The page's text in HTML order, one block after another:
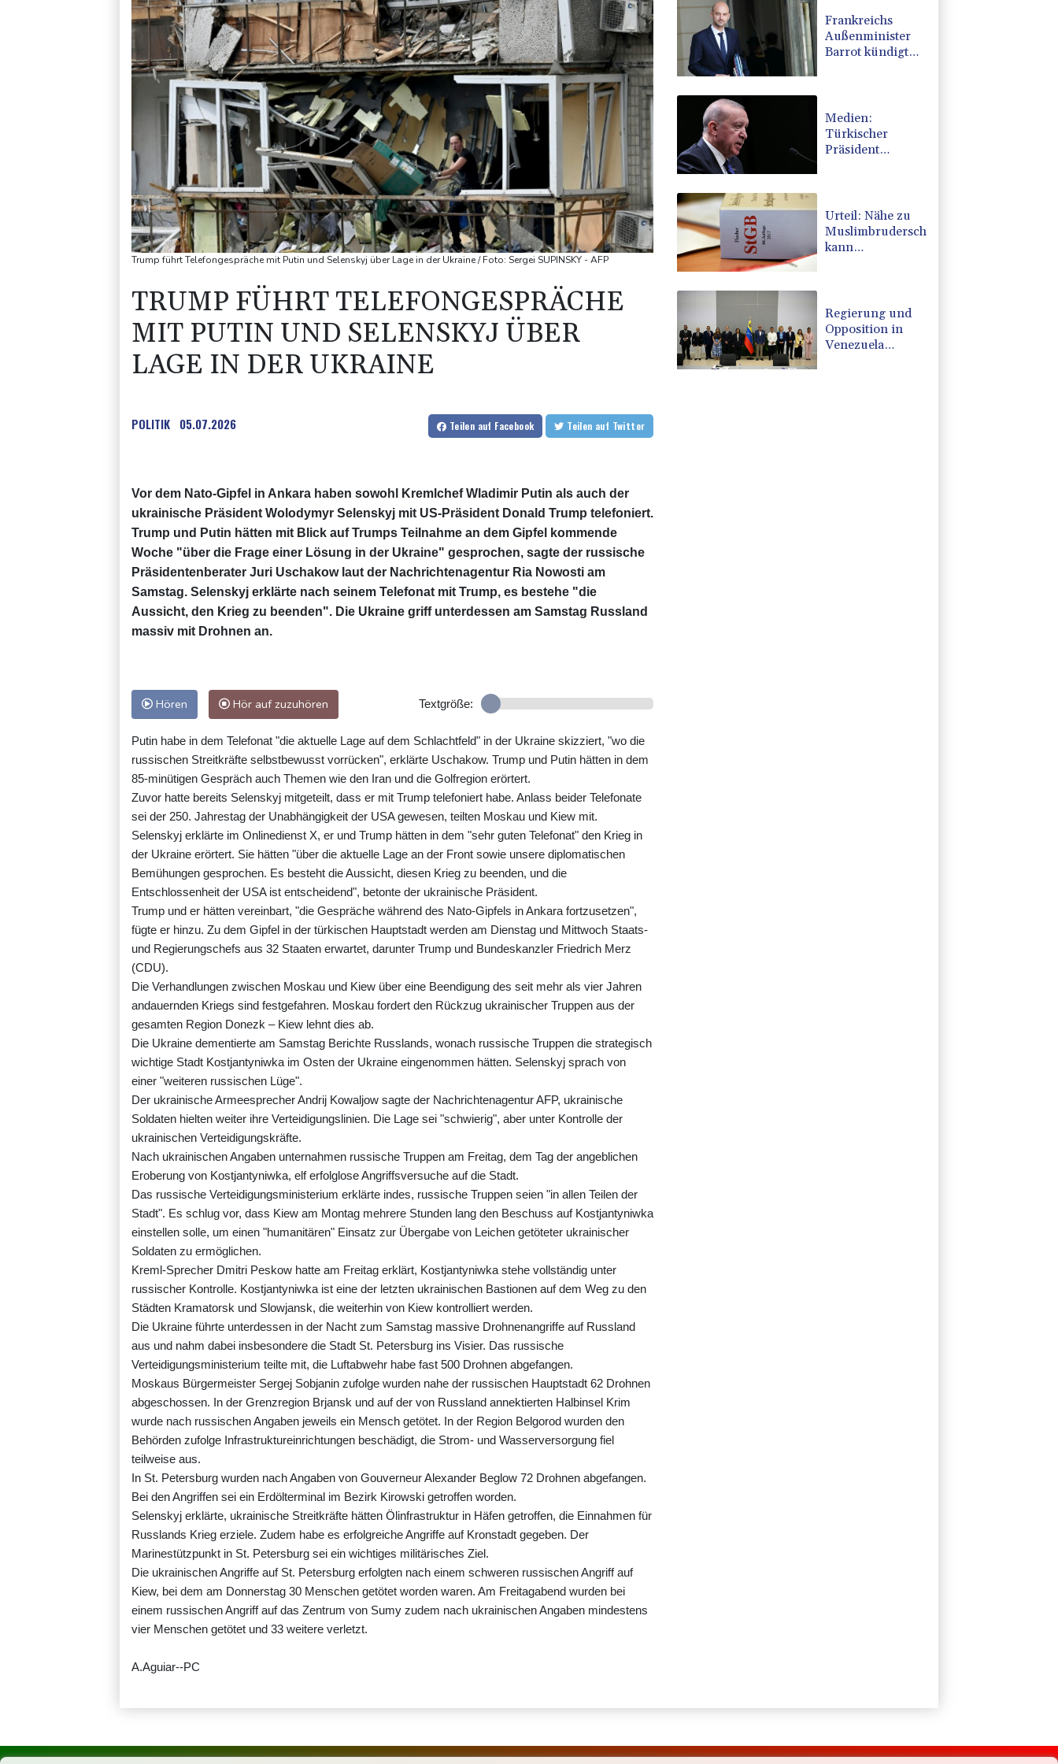
Trump führt Telefongespräche mit Putin und Selenskyj über Lage in der Ukraine / Foto: Sergei SUPINSKY - AFP
TRUMP FÜHRT TELEFONGESPRÄCHE
MIT PUTIN UND SELENSKYJ ÜBER
LAGE IN DER UKRAINE
POLITIK 05.07.2026 Teilen auf Facebook Teilen auf Twitter
Vor dem Nato-Gipfel in Ankara haben sowohl Kremlchef Wladimir Putin als auch der
ukrainische Präsident Wolodymyr Selenskyj mit US-Präsident Donald Trump telefoniert.
Trump und Putin hätten mit Blick auf Trumps Teilnahme an dem Gipfel kommende
Woche "über die Frage einer Lösung in der Ukraine" gesprochen, sagte der russische
Präsidentenberater Juri Uschakow laut der Nachrichtenagentur Ria Nowosti am
Samstag. Selenskyj erklärte nach seinem Telefonat mit Trump, es bestehe "die
Aussicht, den Krieg zu beenden". Die Ukraine griff unterdessen am Samstag Russland
massiv mit Drohnen an.
Hören Hör auf zuzuhören Textgröße:
Putin habe in dem Telefonat "die aktuelle Lage auf dem Schlachtfeld" in der Ukraine skizziert, "wo die
russischen Streitkräfte selbstbewusst vorrücken", erklärte Uschakow. Trump und Putin hätten in dem
85-minütigen Gespräch auch Themen wie den Iran und die Golfregion erörtert.
Zuvor hatte bereits Selenskyj mitgeteilt, dass er mit Trump telefoniert habe. Anlass beider Telefonate
sei der 250. Jahrestag der Unabhängigkeit der USA gewesen, teilten Moskau und Kiew mit.
Selenskyj erklärte im Onlinedienst X, er und Trump hätten in dem "sehr guten Telefonat" den Krieg in
der Ukraine erörtert. Sie hätten "über die aktuelle Lage an der Front sowie unsere diplomatischen
Bemühungen gesprochen. Es besteht die Aussicht, diesen Krieg zu beenden, und die
Entschlossenheit der USA ist entscheidend", betonte der ukrainische Präsident.
Trump und er hätten vereinbart, "die Gespräche während des Nato-Gipfels in Ankara fortzusetzen",
fügte er hinzu. Zu dem Gipfel in der türkischen Hauptstadt werden am Dienstag und Mittwoch Staats-
und Regierungschefs aus 32 Staaten erwartet, darunter Trump und Bundeskanzler Friedrich Merz
(CDU).
Die Verhandlungen zwischen Moskau und Kiew über eine Beendigung des seit mehr als vier Jahren
andauernden Kriegs sind festgefahren. Moskau fordert den Rückzug ukrainischer Truppen aus der
gesamten Region Donezk – Kiew lehnt dies ab.
Die Ukraine dementierte am Samstag Berichte Russlands, wonach russische Truppen die strategisch
wichtige Stadt Kostjantyniwka im Osten der Ukraine eingenommen hätten. Selenskyj sprach von
einer "weiteren russischen Lüge".
Der ukrainische Armeesprecher Andrij Kowaljow sagte der Nachrichtenagentur AFP, ukrainische
Soldaten hielten weiter ihre Verteidigungslinien. Die Lage sei "schwierig", aber unter Kontrolle der
ukrainischen Verteidigungskräfte.
Nach ukrainischen Angaben unternahmen russische Truppen am Freitag, dem Tag der angeblichen
Eroberung von Kostjantyniwka, elf erfolglose Angriffsversuche auf die Stadt.
Das russische Verteidigungsministerium erklärte indes, russische Truppen seien "in allen Teilen der
Stadt". Es schlug vor, dass Kiew am Montag mehrere Stunden lang den Beschuss auf Kostjantyniwka
einstellen solle, um einen "humanitären" Einsatz zur Übergabe von Leichen getöteter ukrainischer
Soldaten zu ermöglichen.
Kreml-Sprecher Dmitri Peskow hatte am Freitag erklärt, Kostjantyniwka stehe vollständig unter
russischer Kontrolle. Kostjantyniwka ist eine der letzten ukrainischen Bastionen auf dem Weg zu den
Städten Kramatorsk und Slowjansk, die weiterhin von Kiew kontrolliert werden.
Die Ukraine führte unterdessen in der Nacht zum Samstag massive Drohnenangriffe auf Russland
aus und nahm dabei insbesondere die Stadt St. Petersburg ins Visier. Das russische
Verteidigungsministerium teilte mit, die Luftabwehr habe fast 500 Drohnen abgefangen.
Moskaus Bürgermeister Sergej Sobjanin zufolge wurden nahe der russischen Hauptstadt 62 Drohnen
abgeschossen. In der Grenzregion Brjansk und auf der von Russland annektierten Halbinsel Krim
wurde nach russischen Angaben jeweils ein Mensch getötet. In der Region Belgorod wurden den
Behörden zufolge Infrastruktureinrichtungen beschädigt, die Strom- und Wasserversorgung fiel
teilweise aus.
In St. Petersburg wurden nach Angaben von Gouverneur Alexander Beglow 72 Drohnen abgefangen.
Bei den Angriffen sei ein Erdölterminal im Bezirk Kirowski getroffen worden.
Selenskyj erklärte, ukrainische Streitkräfte hätten Ölinfrastruktur in Häfen getroffen, die Einnahmen für
Russlands Krieg erziele. Zudem habe es erfolgreiche Angriffe auf Kronstadt gegeben. Der
Marinestützpunkt in St. Petersburg sei ein wichtiges militärisches Ziel.
Die ukrainischen Angriffe auf St. Petersburg erfolgten nach einem schweren russischen Angriff auf
Kiew, bei dem am Donnerstag 30 Menschen getötet worden waren. Am Freitagabend wurden bei
einem russischen Angriff auf das Zentrum von Sumy zudem nach ukrainischen Angaben mindestens
vier Menschen getötet und 33 weitere verletzt.
A.Aguiar--PC
Frankreichs
Außenminister
Barrot kündigt
Einmischung an
Medien:
Türkischer
Präsident
eingetroffen
Urteil: Nähe zu
Muslimbruderschaft
kann
Regierung und
Opposition in
Venezuela